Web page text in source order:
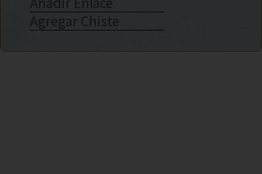
Agregar Chiste